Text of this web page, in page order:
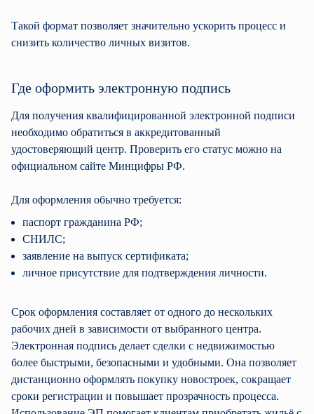
Такой формат позволяет значительно ускорить процесс и
снизить количество личных визитов.
Где оформить электронную подпись
Для получения квалифицированной электронной подписи
необходимо обратиться в аккредитованный
удостоверяющий центр. Проверить его статус можно на
официальном сайте Минцифры РФ.
Для оформления обычно требуется:
паспорт гражданина РФ;
СНИЛС;
заявление на выпуск сертификата;
личное присутствие для подтверждения личности.
Срок оформления составляет от одного до нескольких
рабочих дней в зависимости от выбранного центра.
Электронная подпись делает сделки с недвижимостью
более быстрыми, безопасными и удобными. Она позволяет
дистанционно оформлять покупку новостроек, сокращает
сроки регистрации и повышает прозрачность процесса.